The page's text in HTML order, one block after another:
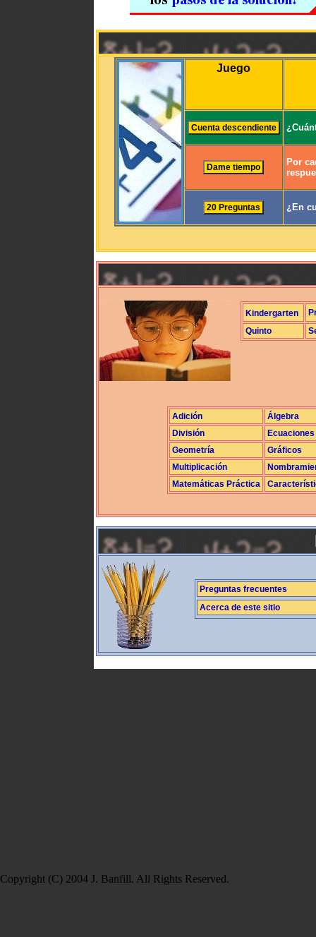
Juego
Por
¿En
Kindergarten
Quinto
Adición
Álgebra
División
Ecuaciones
Geometría
Gráficos
Multiplicación
Matemáticas Práctica
Preguntas frecuentes
Acerca de este sitio
Copyright (C) 2004 J. Banfill. All Rights Reserved.